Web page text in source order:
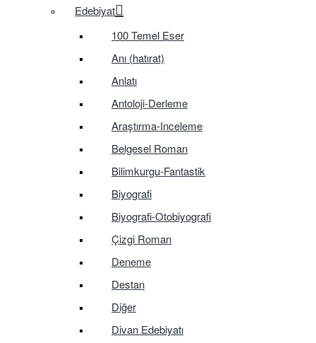
Edebiyat
100 Temel Eser
Anı (hatırat)
Anlatı
Antoloji-Derleme
Araştırma-Inceleme
Belgesel Roman
Bilimkurgu-Fantastik
Biyografi
Biyografi-Otobiyografi
Çizgi Roman
Deneme
Destan
Diğer
Divan Edebiyatı